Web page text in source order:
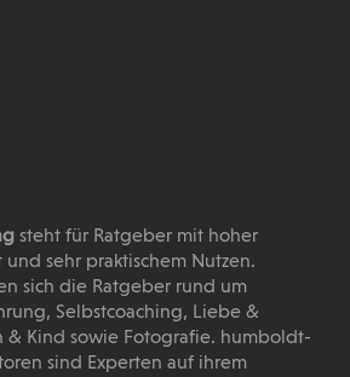
steht für Ratgeber mit hoher
sehr praktischem Nutzen.
sich die Ratgeber rund um
Selbstcoaching, Liebe &
& Kind sowie Fotografie. humboldt-
sind Experten auf ihrem